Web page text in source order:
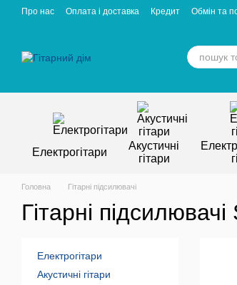
Перейти к основному контенту
Про нас Оплата і доставка Кредит Обмін та
Електрогітари
Акустичні
гітари
Головна Гітарні підсилювачі
Гітарні
Електрогітари
Акустичні гітари